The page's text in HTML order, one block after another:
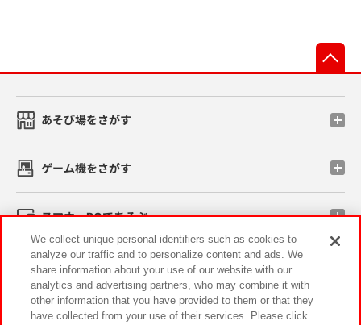
あそび場をさがす
ゲーム機をさがす
スマホ・PCであそぶ
イベント・キャンペーン
We collect unique personal identifiers such as cookies to
analyze our traffic and to personalize content and ads. We
share information about your use of our website with our
analytics and advertising partners, who may combine it with
other information that you have provided to them or that they
have collected from your use of their services. Please click